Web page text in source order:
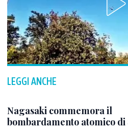
LEGGI ANCHE
Nagasaki commemora il
bombardamento atomico di